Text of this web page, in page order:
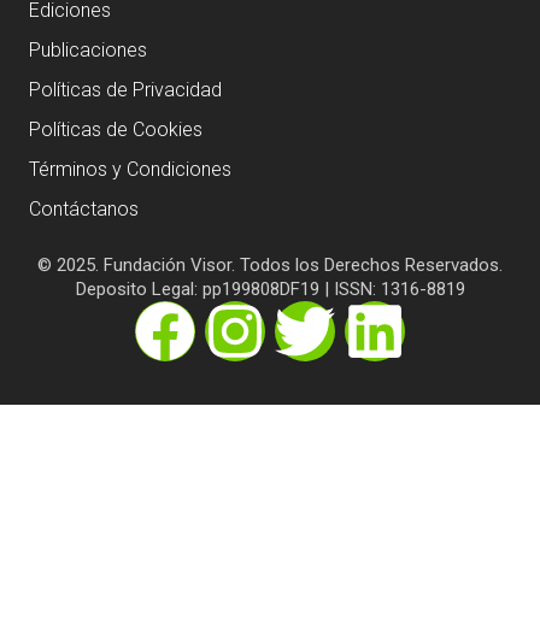
Ediciones
Publicaciones
Políticas de Privacidad
Políticas de Cookies
Términos y Condiciones
Contáctanos
© 2025. Fundación Visor. Todos los Derechos Reservados.
Deposito Legal: pp199808DF19 | ISSN: 1316-8819